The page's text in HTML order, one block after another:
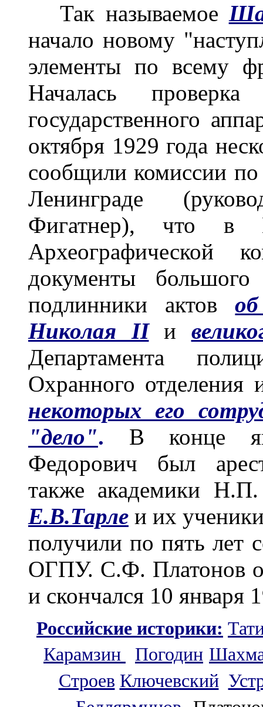
Так называемое
начало новому
элементы по всему
Началась
государственного
октября 1929 года
сообщили комиссии по
Ленинграде
Фигатнер), что
Археографической
документы большого
подлинники актов
Николая IIи
Департамента
Охранного отделения
некоторых его
"дело". В конце
Федорович был
также академики
Е.В.Тарле и их
получили по пять лет
ОГПУ. С.Ф. Платонов
и скончался 10 января
Российские историки:
Карамзин
Погодин
Строев Ключевский